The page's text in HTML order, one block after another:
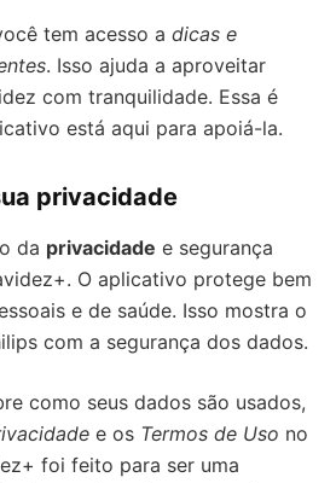
tem acesso a dicas e
. Isso ajuda a aproveitar
com tranquilidade. Essa é
está aqui para apoiá-la.
privacidade
da privacidade e segurança
O aplicativo protege bem
e de saúde. Isso mostra o
com a segurança dos dados.
como seus dados são usados,
e os Termos de Uso no
foi feito para ser uma